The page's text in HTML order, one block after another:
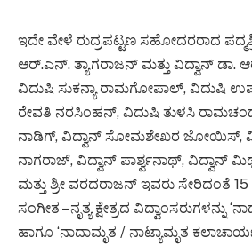
ಇದೇ ವೇಳೆ ರುದ್ರಪಟ್ಟಣ ಸಹೋದರರಾದ
ಆರ್.ಎನ್. ತ್ಯಾಗರಾಜನ್ ಮತ್ತು ವಿದ್ವಾನ್ ಡಾ.
ವಿದುಷಿ ಸುಕನ್ಯಾ ರಾಮಗೋಪಾಲ್, ವಿದುಷಿ
ರೇವತಿ ನರಸಿಂಹನ್, ವಿದುಷಿ ತುಳಸಿ
ನಾಡಿಗ್, ವಿದ್ವಾನ್ ಸೋಮಶೇಖರ ಜೋಯಿಸ್,
ನಾಗರಾಜ್, ವಿದ್ವಾನ್ ಪಾರ್ಶ್ವನಾಥ್, ವಿದ್ವಾನ್
ಮತ್ತು ಶ್ರೀ ವರದರಾಜನ್ ಇವರು
ಸಂಗೀತ – ನೃತ್ಯ ಕ್ಷೇತ್ರದ ವಿದ್ವಾಂಸರುಗಳನ್ನು
ಹಾಗೂ ‘ನಾದಾಮೃತ / ನಾಟ್ಯಾಮೃತ